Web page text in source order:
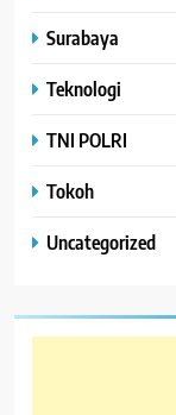
Surabaya
Teknologi
TNI POLRI
Tokoh
Uncategorized